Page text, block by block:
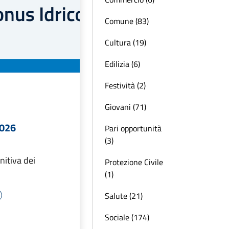
dei
Comune (83)
Cultura (19)
Edilizia (6)
Festività (2)
Giovani (71)
Pari opportunità
(3)
Protezione Civile
(1)
Salute (21)
Sociale (174)